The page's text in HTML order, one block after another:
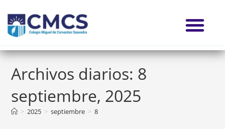
Archivos diarios: 8
septiembre, 2025
> 2025 > septiembre > 8